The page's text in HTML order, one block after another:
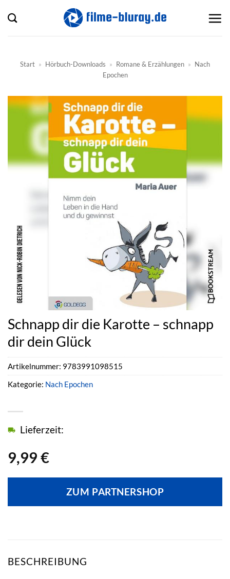
Inhalt
springen
Start » Hörbuch-Downloads » Romane & Erzählungen » Nach
Epochen
Schnapp dir die Karotte – schnapp
dir dein Glück
9,99 €
Lieferzeit:
ZUM PARTNERSHOP
Artikelnummer: 9783991098515
Kategorie: Nach Epochen
BESCHREIBUNG